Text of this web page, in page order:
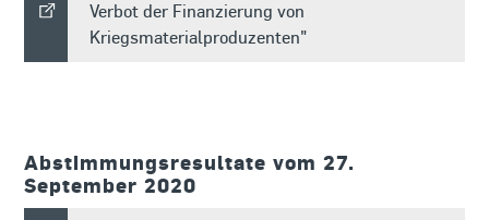
Verbot der Finanzierung von
Kriegsmaterialproduzenten"
Abstimmungsresultate vom 27.
September 2020